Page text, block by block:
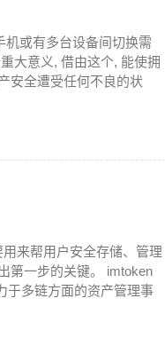
机或有多台设备间切换需
大意义, 借由这个, 能使拥
安全遭受任何不良的状
来帮用户安全存储、管理
第一步的关键。 imtoken
于多链方面的资产管理事